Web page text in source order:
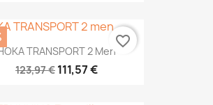
TRANSPORT 2 Men
123,97 € 111,57 €
favorite_border